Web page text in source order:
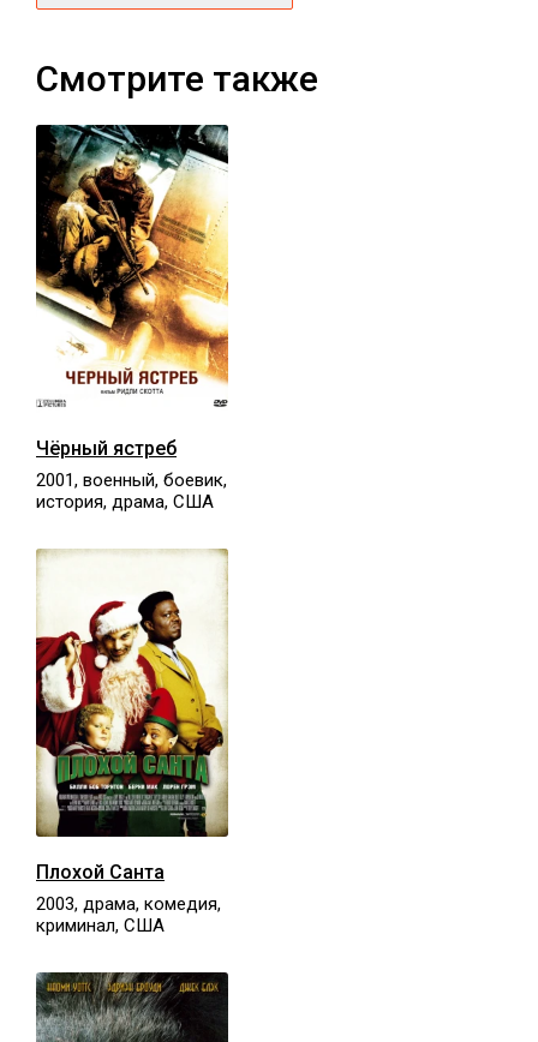
Смотрите также
Чёрный ястреб
2001, военный, боевик,
история, драма, США
Плохой Санта
2003, драма, комедия,
криминал, США